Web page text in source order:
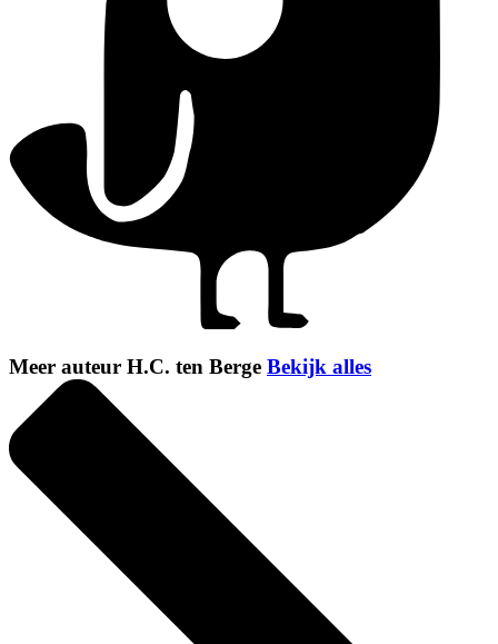
Meer auteur H.C. ten Berge Bekijk alles